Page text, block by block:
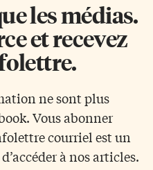
les médias.
et recevez
ne sont plus
Vous abonner
courriel est un
à nos articles.